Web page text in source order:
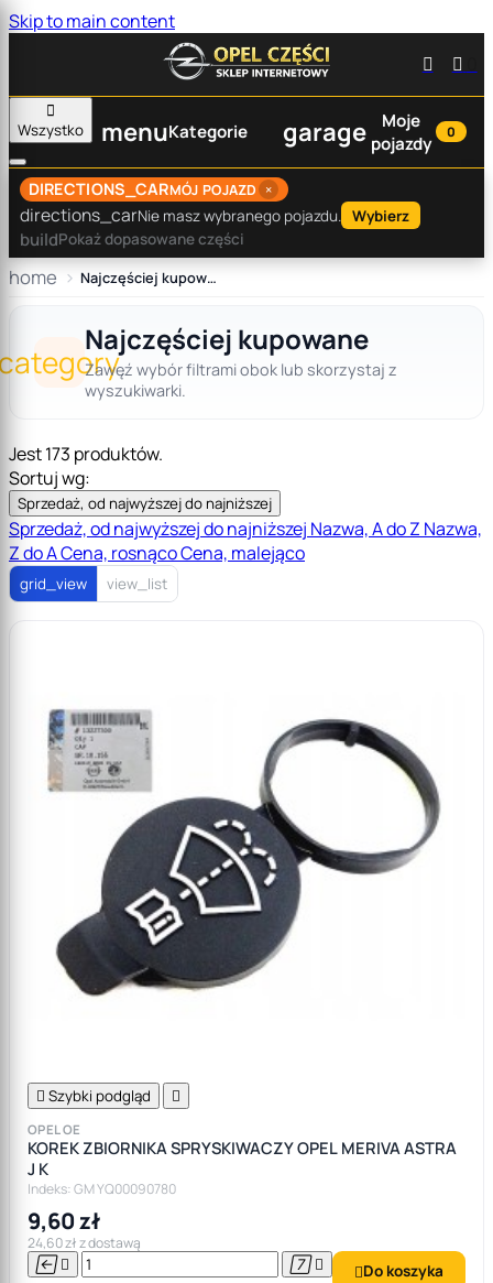
Skip to main content



Wszystko
menuKategorie garage
Moje
pojazdy
0
DIRECTIONS_CARMÓJ POJAZD ×
directions_carNie masz wybranego pojazdu. Wybierz
buildPokaż dopasowane części
home Najczęściej kupowane
Najczęściej kupowane
Zawęź wybór filtrami obok lub skorzystaj z
wyszukiwarki.
Jest 173 produktów.
Sortuj wg:
Sprzedaż, od najwyższej do najniższej
Sprzedaż, od najwyższej do najniższej Nazwa, A do Z Nazwa,
Z do ACena, rosnącoCena, malejąco
grid_view view_list
 Szybki podgląd 
OPEL OE
KOREK ZBIORNIKA SPRYSKIWACZY OPEL MERIVA ASTRA
J K
Indeks: GM YQ00090780
9,60 zł
24,60 zł z dostawą
    Do koszyka